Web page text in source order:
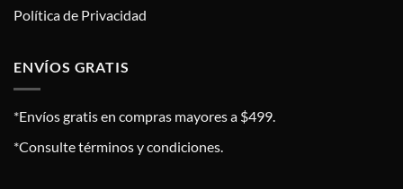
Política de Privacidad
ENVÍOS GRATIS
*Envíos gratis en compras mayores a $499.
*Consulte términos y condiciones.